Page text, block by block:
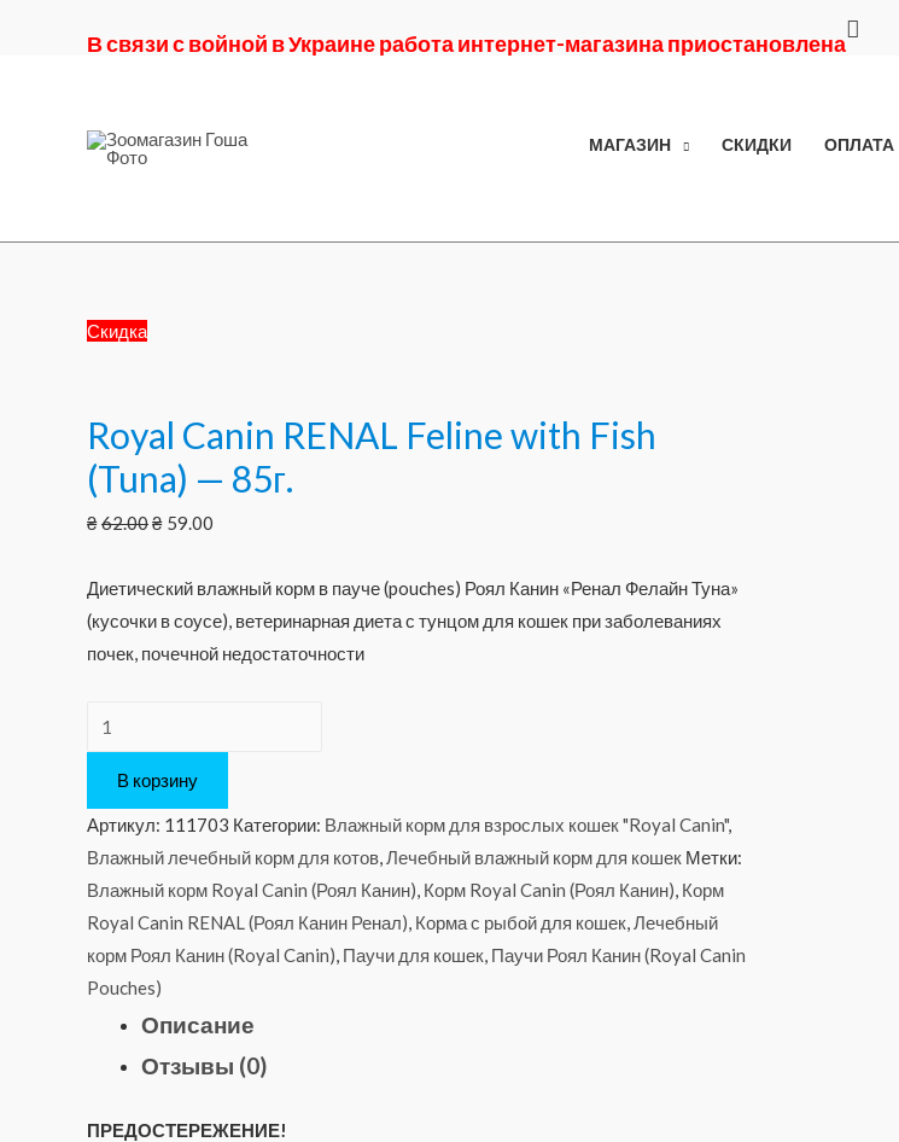
В связи с войной в Украине работа интернет-магазина приостановлена
Поиск
МАГАЗИН СКИДКИ ОПЛАТА
Скидка
Royal Canin RENAL Feline with Fish
(Tuna) — 85г.
₴ 62.00₴ 59.00
Диетический влажный корм в пауче (pouches) Роял Канин «Ренал Фелайн Туна»
(кусочки в соусе), ветеринарная диета с тунцом для кошек при заболеваниях
почек, почечной недостаточности
Количество
Royal
Canin
RENAL
Feline
with
Fish
(Tuna)
—
В корзину
Артикул: 111703 Категории: Влажный корм для взрослых кошек "Royal Canin",
Влажный лечебный корм для котов,Лечебный влажный корм для кошек Метки:
Влажный корм Royal Canin (Роял Канин), Корм Royal Canin (Роял Канин), Корм
Royal Canin RENAL (Роял Канин Ренал), Корма с рыбой для кошек,Лечебный
корм Роял Канин (Royal Canin), Паучи для кошек, Паучи Роял Канин (Royal Canin
Pouches)
Описание
Отзывы (0)
ПРЕДОСТЕРЕЖЕНИЕ!